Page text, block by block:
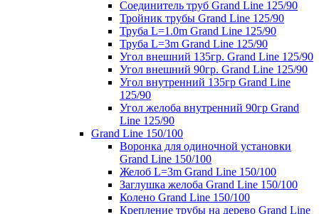
Соединитель труб Grand Line 125/90
Тройник трубы Grand Line 125/90
Труба L=1.0m Grand Line 125/90
Труба L=3m Grand Line 125/90
Угол внешний 135гр. Grand Line 125/90
Угол внешний 90гр. Grand Line 125/90
Угол внутренний 135гр Grand Line
125/90
Угол желоба внутренний 90гр Grand
Line 125/90
Grand Line 150/100
Воронка для одиночной установки
Grand Line 150/100
Желоб L=3m Grand Line 150/100
Заглушка желоба Grand Line 150/100
Колено Grand Line 150/100
Крепление трубы на дерево Grand Line